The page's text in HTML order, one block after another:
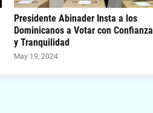
Presidente Abinader Insta a los
Dominicanos a Votar con Confianza
y Tranquilidad
May 19, 2024